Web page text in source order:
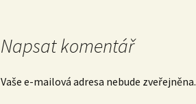
Napsat komentář
Vaše e-mailová adresa nebude zveřejněna.